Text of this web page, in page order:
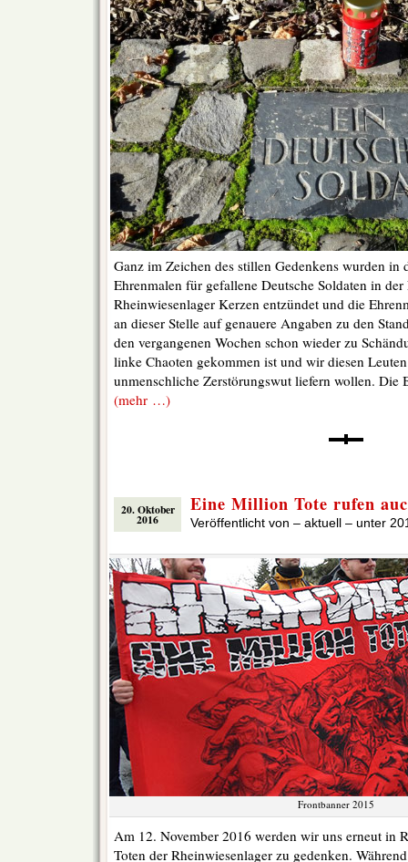
Ganz im Zeichen des stillen Gedenkens wurden in
Ehrenmalen für gefallene Deutsche Soldaten in
Rheinwiesenlager Kerzen entzündet und die
an dieser Stelle auf genauere Angaben zu den
den vergangenen Wochen schon wieder zu
linke Chaoten gekommen ist und wir diesen
unmenschliche Zerstörungswut liefern wollen. Die
(mehr …)
20. Oktober
2016
Eine Million Tote rufen
Veröffentlicht von – aktuell – unter
Frontbanner 2015
Am 12. November 2016 werden wir uns erneut in
Toten der Rheinwiesenlager zu gedenken.